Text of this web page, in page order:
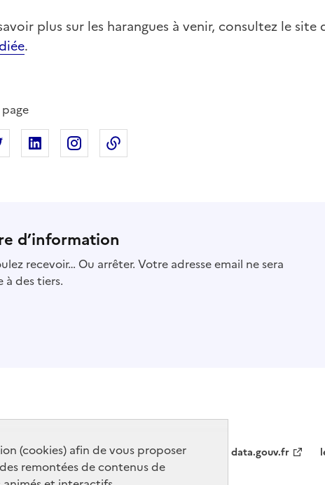
(cookies) afin de vous proposer
remontées de contenus de
plus sur les harangues à venir, consultez le site
.
sur Facebook
Partager sur XPartager sur Linkedin
Partager sur Instagram
d’information
recevoir… Ou arrêter. Votre adresse email ne sera
à des tiers.
data.gouv.fr